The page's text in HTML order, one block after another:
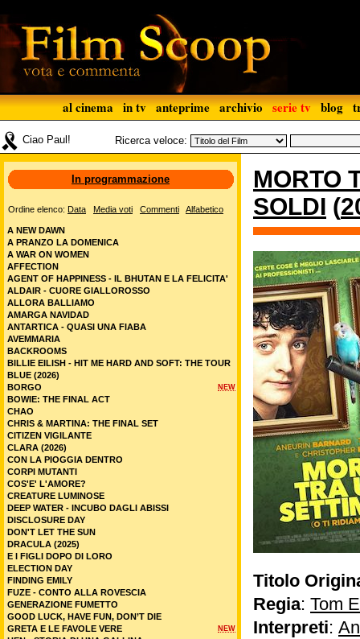
al cinema in tv anteprime archivio serie tv blog
Ciao Paul! Ricerca veloce:
MORTO
SOLDI (
Titolo
Regia: Tom
Interpreti:
In programmazione
Ordine elenco: Data Media voti Commenti Alfabetico
A NEW DAWN
A PRANZO LA DOMENICA
A WAR ON WOMEN
AFFECTION
AGENT OF HAPPINESS - IL BHUTAN E LA FELICITA'
ALDAIR - CUORE GIALLOROSSO
ALLORA BALLIAMO
AMARGA NAVIDAD
ANTARTICA - QUASI UNA FIABA
AVEMMARIA
BACKROOMS
BILLIE EILISH - HIT ME HARD AND SOFT: THE TOUR
BLUE (2026)
NEW
BORGO
BOWIE: THE FINAL ACT
CHAO
CHRIS & MARTINA: THE FINAL SET
CITIZEN VIGILANTE
CLARA (2026)
CON LA PIOGGIA DENTRO
CORPI MUTANTI
COS'E' L'AMORE?
CREATURE LUMINOSE
DEEP WATER - INCUBO DAGLI ABISSI
DISCLOSURE DAY
DON'T LET THE SUN
DRACULA (2025)
E I FIGLI DOPO DI LORO
ELECTION DAY
FINDING EMILY
FUZE - CONTO ALLA ROVESCIA
GENERAZIONE FUMETTO
GOOD LUCK, HAVE FUN, DON’T DIE
NEW
GRETA E LE FAVOLE VERE